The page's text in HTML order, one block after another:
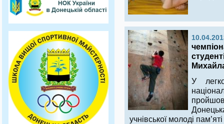
У
учнівської молоді